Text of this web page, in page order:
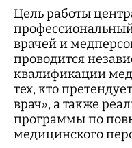
Цель работы
врачей и
проводится
квалификации
тех, кто
врач», а также
программы по
медицинского